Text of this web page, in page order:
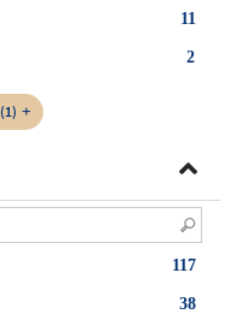
11
2
(1)
117
38